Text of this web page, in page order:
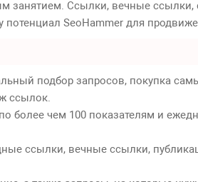
занятием. Ссылки, вечные ссылки,
SeoHammer для
подбор запросов, покупка
ссылок.
более чем 100 показателям и
ссылки, вечные ссылки,